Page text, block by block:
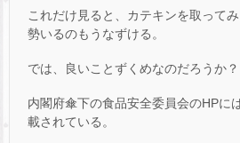
これだけ見ると、カテキンを取って
勢いるのもうなずける。
では、良いことずくめなのだろうか？
内閣府傘下の食品安全委員会のHPに
載されている。